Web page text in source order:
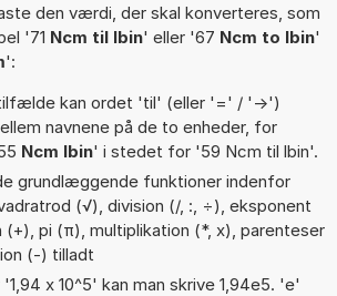
den værdi, der skal konverteres, som
'71 Ncm til lbin' eller '67 Ncm to lbin'
':
kan ordet 'til' (eller '=' / '->')
navnene på de to enheder, for
Ncm lbin' i stedet for '59 Ncm til lbin'.
grundlæggende funktioner indenfor
(√), division (/, :, ÷), eksponent
(+), pi (π), multiplikation (*, x), parenteser
(-) tilladt
x 10^5' kan man skrive 1,94e5. 'e'